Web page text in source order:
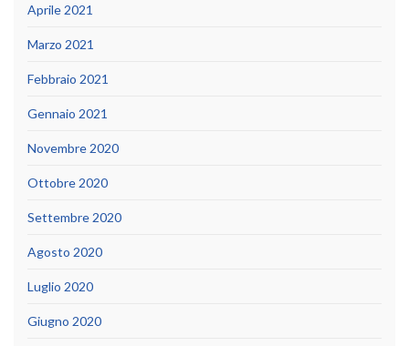
Aprile 2021
Marzo 2021
Febbraio 2021
Gennaio 2021
Novembre 2020
Ottobre 2020
Settembre 2020
Agosto 2020
Luglio 2020
Giugno 2020